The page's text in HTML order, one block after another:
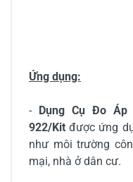
Ứng dụng:
- Dụng Cụ Đo Áp
922/Kit được ứng
như môi trường
mại, nhà ở dân cư.